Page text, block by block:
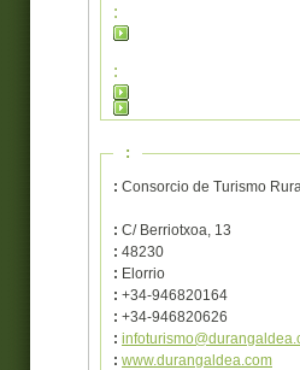
:
:
:
: Consorcio de Turismo
: C/ Berriotxoa, 13
: 48230
: Elorrio
: +34-946820164
: +34-946820626
:
: www.durangaldea.com